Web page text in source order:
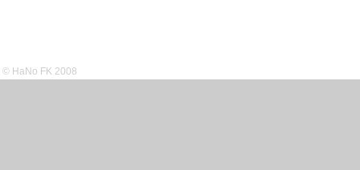
© HaNo FK 2008